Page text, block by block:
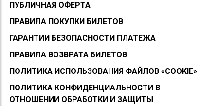
ПУБЛИЧНАЯ ОФЕРТА
ПРАВИЛА ПОКУПКИ БИЛЕТОВ
ГАРАНТИИ БЕЗОПАСНОСТИ ПЛАТЕЖА
ПРАВИЛА ВОЗВРАТА БИЛЕТОВ
ПОЛИТИКА ИСПОЛЬЗОВАНИЯ ФАЙЛОВ «COOKIE»
ПОЛИТИКА КОНФИДЕНЦИАЛЬНОСТИ В
ОТНОШЕНИИ ОБРАБОТКИ И ЗАЩИТЫ